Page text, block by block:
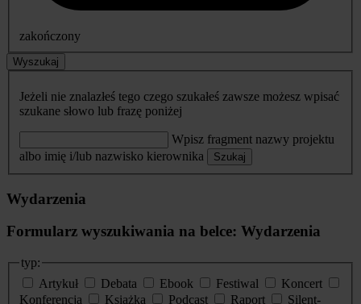
zakończony
Wyszukaj
Jeżeli nie znalazłeś tego czego szukałeś zawsze możesz wpisać
szukane słowo lub frazę poniżej
Wpisz fragment nazwy projektu
albo imię i/lub nazwisko kierownika
Szukaj
Wydarzenia
Formularz wyszukiwania na belce: Wydarzenia
typ:
Artykuł
Debata Ebook Festiwal
Koncert
Konferencja
Książka Podcast Raport
Silent-